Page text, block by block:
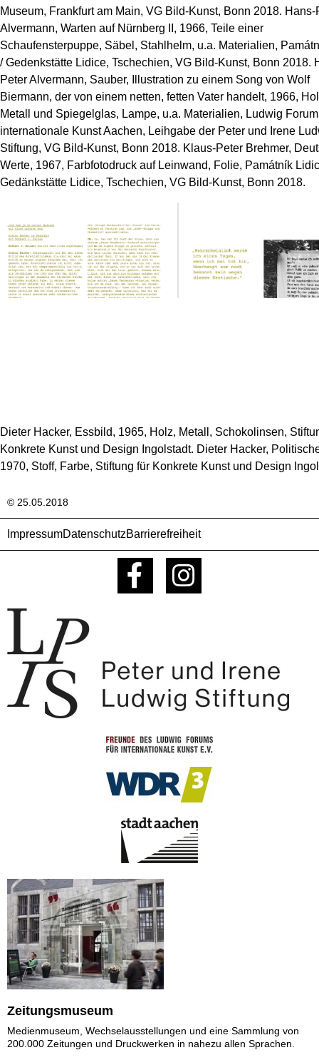
Museum, Frankfurt am Main, VG Bild-Kunst, Bonn 2018. Hans-
Alvermann, Warten auf Nürnberg II, 1966, Teile einer
Schaufensterpuppe, Säbel, Stahlhelm, u.a. Materialien,
/ Gedenkstätte Lidice, Tschechien, VG Bild-Kunst, Bonn 2018.
Peter Alvermann, Sauber, Illustration zu einem Song von Wolf
Biermann, der von einem netten, fetten Vater handelt, 1966,
Metall und Spiegelglas, Lampe, u.a. Materialien, Ludwig
internationale Kunst Aachen, Leihgabe der Peter und Irene
Stiftung, VG Bild-Kunst, Bonn 2018. Klaus-Peter Brehmer,
Werte, 1967, Farbfotodruck auf Leinwand, Folie, Památník
Gedänkstätte Lidice, Tschechien, VG Bild-Kunst, Bonn 2018.
Dieter Hacker, Essbild, 1965, Holz, Metall, Schokolinsen,
Konkrete Kunst und Design Ingolstadt. Dieter Hacker,
1970, Stoff, Farbe, Stiftung für Konkrete Kunst und Design
© 25.05.2018
ImpressumDatenschutzBarrierefreiheit
Zeitungsmuseum
Medienmuseum, Wechselausstellungen und eine Sammlung von
200.000 Zeitungen und Druckwerken in nahezu allen Sprachen.